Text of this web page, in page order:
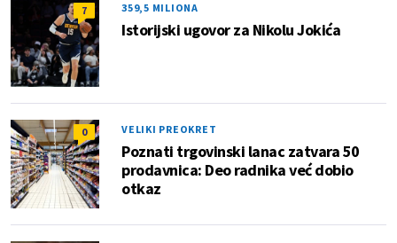
7 359,5 MILIONA
Istorijski ugovor za Nikolu Jokića
0 VELIKI PREOKRET
Poznati trgovinski lanac zatvara 50
prodavnica: Deo radnika već dobio
otkaz